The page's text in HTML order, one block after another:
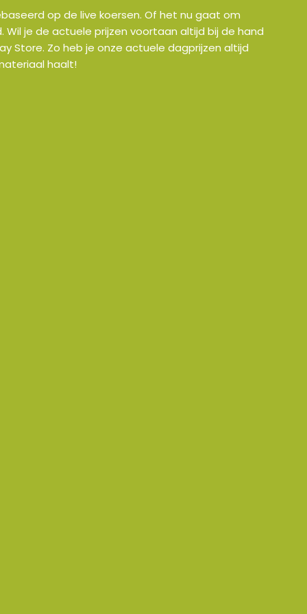
op de live koersen. Of het nu gaat om
je de actuele prijzen voortaan altijd bij de hand
Store. Zo heb je onze actuele dagprijzen altijd
haalt!